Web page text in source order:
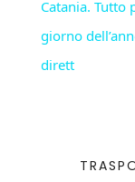
Catania. Tutto
giorno
dirett